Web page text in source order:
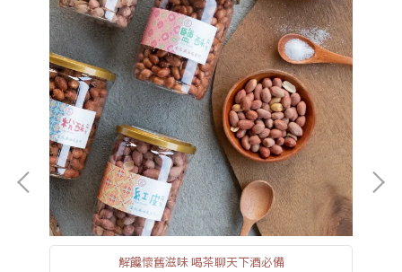
解饞懷舊滋味 喝茶聊天下酒必備